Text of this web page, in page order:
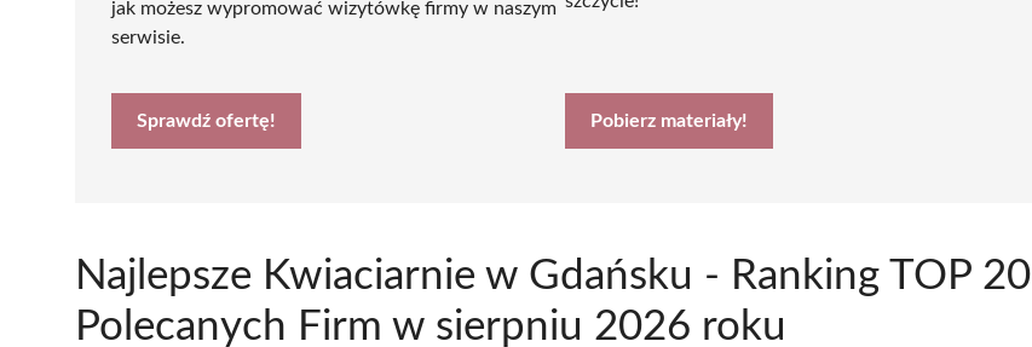
jak możesz wypromować wizytówkę firmy w naszym
serwisie.
Sprawdź ofertę! Pobierz materiały!
Najlepsze Kwiaciarnie w Gdańsku - Ranking TOP 20
Polecanych Firm w sierpniu 2026 roku